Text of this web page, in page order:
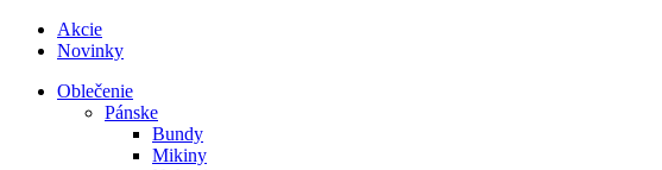
Akcie
Novinky
Oblečenie
Pánske
Bundy
Mikiny